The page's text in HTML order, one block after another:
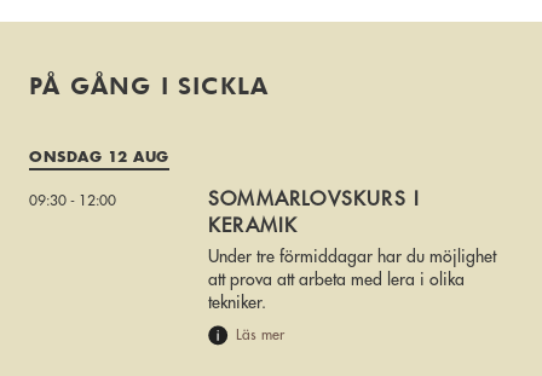
välkomna!
PÅ GÅNG I SICKLA
ONSDAG 12 AUG
09:30 - 12:00
SOMMARLOVSKURS I
KERAMIK
Under tre förmiddagar har du möjlighet
att prova att arbeta med lera i olika
tekniker.
Läs mer